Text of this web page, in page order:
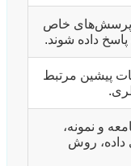
پرسش‌های خاص
داده شوند.
پیشین مرتبط
و نمونه،
داده، روش